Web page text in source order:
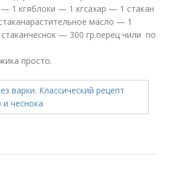
— 1 кгяблоки — 1 кгсахар — 1 стакан
масло — 1
— 300 гр.перец чили по
просто.